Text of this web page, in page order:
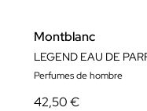
Montblanc
LEGEND EAU DE
Perfumes de hombre
42,50 €